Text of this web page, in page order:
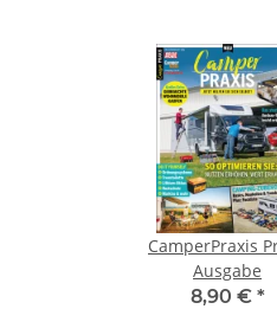
CamperPraxis
Ausgabe
8,90 € *